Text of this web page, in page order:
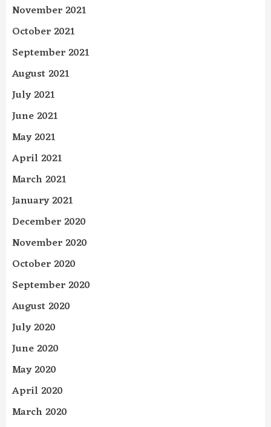
November 2021
October 2021
September 2021
August 2021
July 2021
June 2021
May 2021
April 2021
March 2021
January 2021
December 2020
November 2020
October 2020
September 2020
August 2020
July 2020
June 2020
May 2020
April 2020
March 2020